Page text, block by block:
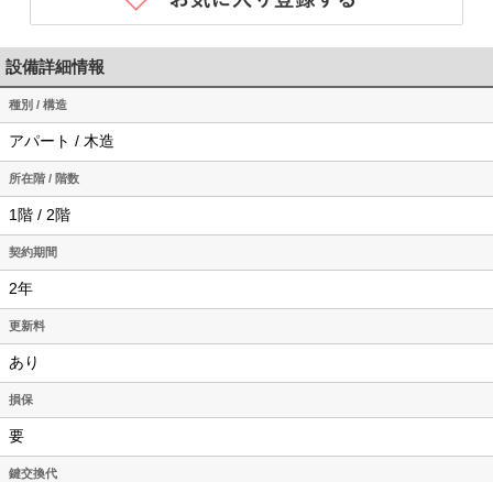
設備詳細情報
種別 / 構造
アパート / 木造
所在階 / 階数
1階 / 2階
契約期間
2年
更新料
あり
損保
要
鍵交換代